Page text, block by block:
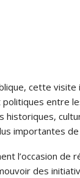
cette
entre
importantes
l’occasion de
des